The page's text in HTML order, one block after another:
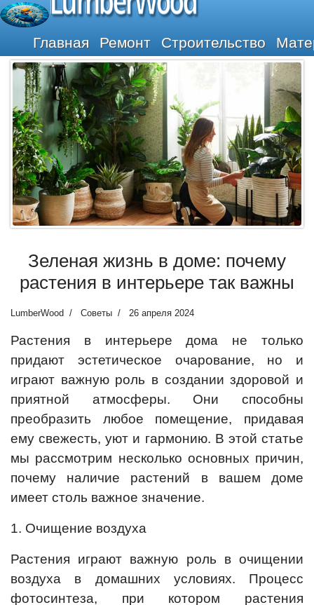
Главная Ремонт Строительство
Зеленая жизнь в доме: почему
растения в интерьере так важны
LumberWood Советы 26 апреля 2024
Растения в интерьере дома не только
придают эстетическое очарование, но и
играют важную роль в создании здоровой и
приятной атмосферы. Они способны
преобразить любое помещение, придавая
ему свежесть, уют и гармонию. В этой статье
мы рассмотрим несколько основных причин,
почему наличие растений в вашем доме
имеет столь важное значение.
1. Очищение воздуха
Растения играют важную роль в очищении
воздуха в домашних условиях. Процесс
фотосинтеза, при котором растения